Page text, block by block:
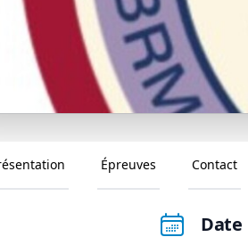
Épreuves Contact
Date